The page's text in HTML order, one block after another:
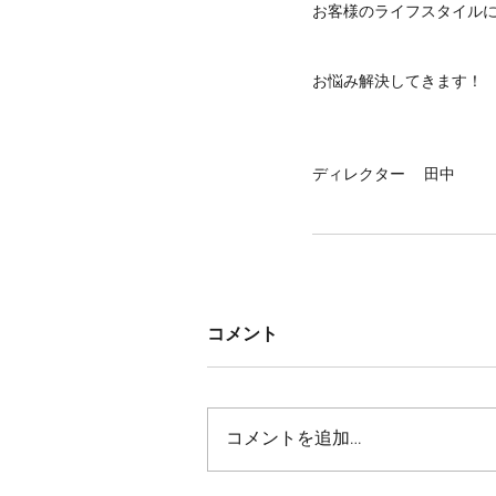
お客様のライフスタイル
お悩み解決してきます！
ディレクター　 田中
コメント
コメントを追加…